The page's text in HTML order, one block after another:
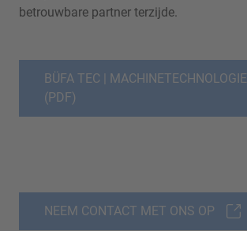
betrouwbare partner terzijde.
BÜFA TEC | MACHINETECHNOLOGIE
(PDF)
NEEM CONTACT MET ONS OP